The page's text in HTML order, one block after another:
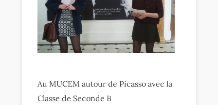
Au MUCEM autour de Picasso avec la
Classe de Seconde B